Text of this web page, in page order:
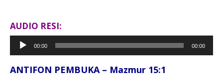
AUDIO RESI:
Pemutar
Audio
00:00 00:00
ANTIFON PEMBUKA – Mazmur 15:1